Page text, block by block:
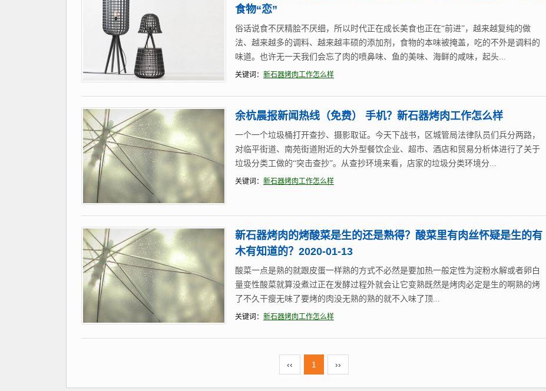
食物“恋”
俗话说食不厌精脍不厌细，所以时代正在成长美食也正在“前进”，越来越复纯的做
法、越来越多的调料、越来越丰硕的添加剂，食物的本味被掩盖，吃的不外是调料的
味道。也许无一天我们会忘了肉的喷鼻味、鱼的美味、海鲜的咸味，起头...
关键词： 新石器烤肉工作怎么样
余杭晨报新闻热线（免费） 手机？新石器烤肉工作怎么样
一个一个垃圾桶打开查抄、摄影取证。今天下战书，区城管局法律队员们兵分两路，
对临平街道、南苑街道附近的大外型餐饮企业、超市、酒店和贸易分析体进行了关于
垃圾分类工做的“突击查抄”。从查抄环境来看，店家的垃圾分类环境分...
关键词： 新石器烤肉工作怎么样
新石器烤肉的烤酸菜是生的还是熟得？酸菜里有肉丝怀疑是生的有
木有知道的？2020-01-13
酸菜一点是熟的就跟皮蛋一样熟的方式不必然是要加热一般定性为淀粉水解或者卵白
量变性酸菜就算没煮过正在发酵过程外就会让它变熟既然是烤肉必定是生的啊熟的烤
了不久干瘦无味了要烤的肉没无熟的熟的就不入味了顶...
关键词： 新石器烤肉工作怎么样
‹‹ 1 ››